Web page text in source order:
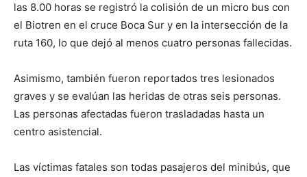
las 8.00 horas se registró la colisión de un micro bus con
el Biotren en el cruce Boca Sur y en la intersección de la
ruta 160, lo que dejó al menos cuatro personas fallecidas.
Asimismo, también fueron reportados tres lesionados
graves y se evalúan las heridas de otras seis personas.
Las personas afectadas fueron trasladadas hasta un
centro asistencial.
Las víctimas fatales son todas pasajeros del minibús, que